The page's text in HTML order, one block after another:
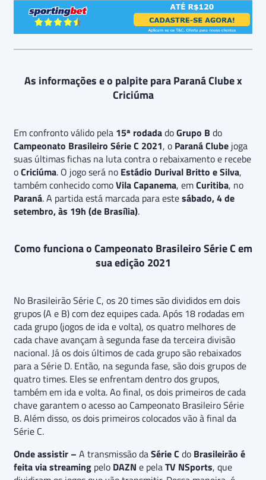
As informações e o palpite para Paraná Clube x
Criciúma
Em confronto válido pela 15ª rodadadoGrupo B do
Campeonato Brasileiro Série C 2021, o Paraná Clube joga
suas últimas fichas na luta contra o rebaixamento e recebe
oCriciúma. O jogo será no Estádio Durival Britto e Silva,
também conhecido comoVila Capanema, emCuritiba, no
Paraná. A partida está marcada para estesábado, 4 de
setembro, às 19h (de Brasília).
Como funciona o Campeonato Brasileiro Série C em
sua edição 2021
No Brasileirão Série C, os 20 times são divididos em dois
grupos (A e B) com dez equipes cada. Após 18 rodadas em
cada grupo (jogos de ida e volta), os quatro melhores de
cada chave avançam à segunda fase da terceira divisão
nacional. Já os dois últimos de cada grupo são rebaixados
para a Série D. Então, na segunda fase, são dois grupos de
quatro times. Eles se enfrentam dentro dos grupos,
também em ida e volta. Ao final, os dois primeiros de cada
chave garantem o acesso ao Campeonato Brasileiro Série
B. Além disso, os dois primeiros colocados vão à final da
Série C.
Onde assistir – A transmissão daSérie C do Brasileirão é
feita via streaming pelo DAZN e pelaTV NSports, que